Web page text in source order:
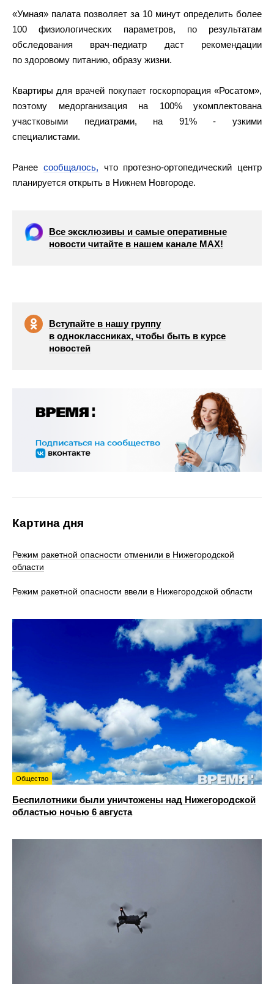
«Умная» палата позволяет за 10 минут определить более
100 физиологических параметров, по результатам
обследования врач-педиатр даст рекомендации
по здоровому питанию, образу жизни.
Квартиры для врачей покупает госкорпорация «Росатом»,
поэтому медорганизация на 100% укомплектована
участковыми педиатрами, на 91% - узкими
специалистами.
Ранее сообщалось, что протезно-ортопедический центр
планируется открыть в Нижнем Новгороде.
Все эксклюзивы и самые оперативные
новости читайте в нашем канале МАХ!
Вступайте в нашу группу
в одноклассниках, чтобы быть в курсе
новостей
Картина дня
Режим ракетной опасности отменили в Нижегородской
области
Режим ракетной опасности ввели в Нижегородской области
Общество
Беспилотники были уничтожены над Нижегородской
областью ночью 6 августа